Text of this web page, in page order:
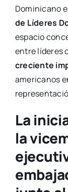
Dominicano
de Líderes
espacio
entre líderes
creciente
americanos
La
la